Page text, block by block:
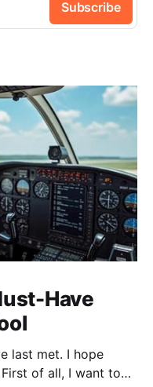
Subscribe
Have
last met. I hope